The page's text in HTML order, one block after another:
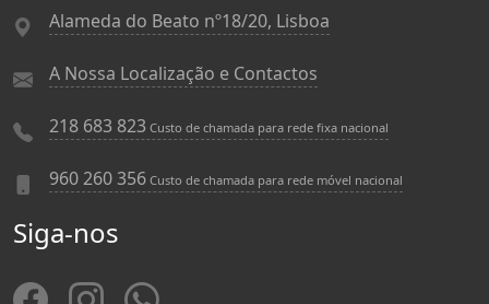
Alameda do Beato nº18/20, Lisboa
A Nossa Localização e Contactos
218 683 823 Custo de chamada para rede fixa nacional
960 260 356 Custo de chamada para rede móvel nacional
Siga-nos